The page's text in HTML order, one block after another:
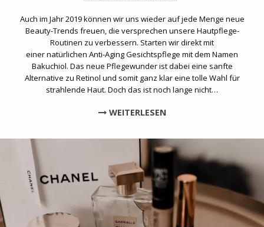
Auch im Jahr 2019 können wir uns wieder auf jede Menge neue
Beauty-Trends freuen, die versprechen unsere Hautpflege-
Routinen zu verbessern. Starten wir direkt mit
einer natürlichen Anti-Aging Gesichtspflege mit dem Namen
Bakuchiol. Das neue Pflegewunder ist dabei eine sanfte
Alternative zu Retinol und somit ganz klar eine tolle Wahl für
strahlende Haut. Doch das ist noch lange nicht…
WEITERLESEN